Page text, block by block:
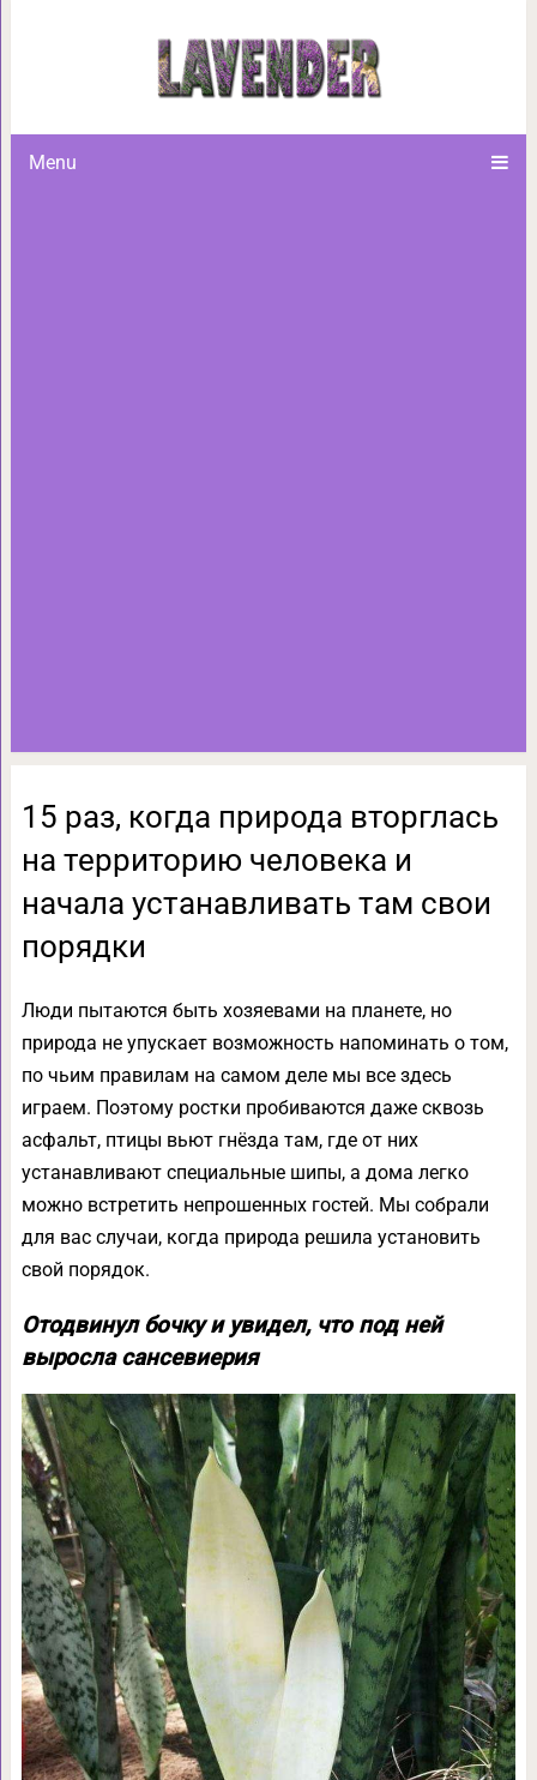
Menu
15 раз, когда природа
начала
15 раз, когда природа вторглась
на территорию человека и
начала устанавливать там свои
порядки
Люди пытаются быть хозяевами на планете, но
природа не упускает возможность напоминать о том,
по чьим правилам на самом деле мы все здесь
играем. Поэтому ростки пробиваются даже сквозь
асфальт, птицы вьют гнёзда там, где от них
устанавливают специальные шипы, а дома легко
можно встретить непрошенных гостей. Мы собрали
для вас случаи, когда природа решила установить
свой порядок.
Отодвинул бочку и увидел, что под ней
выросла сансевиерия